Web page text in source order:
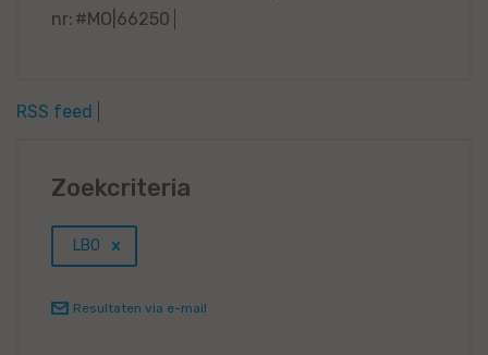
nr: #MO|66250
RSS feed
Zoekcriteria
LBO
Resultaten via e-mail